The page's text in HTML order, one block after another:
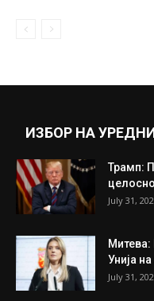
ИЗБОР НА
Трамп:
July 31,
Митева:
Унија
July 31,